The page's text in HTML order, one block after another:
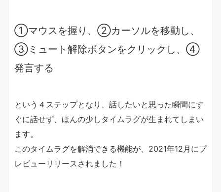
①マウスを握り、②カーソルを移動し、
③ミュート解除ボタンをクリックし、④
発言する
という４ステップとなり、話したいと思った瞬間にす
ぐに話せず、ほんの少しタイムラグが生まれてしまい
ます。
このタイムラグを解消できる機能が、2021年12月にプ
レビューリリースされました！